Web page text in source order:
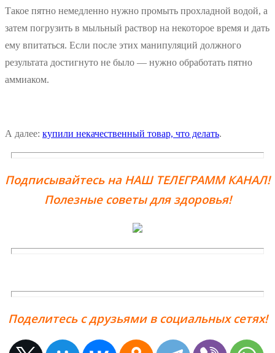
Такое пятно немедленно нужно промыть прохладной водой, а
затем погрузить в мыльный раствор на некоторое время и дать
ему впитаться. Если после этих манипуляций должного
результата достигнуто не было — нужно обработать пятно
аммиаком.
А далее: купили некачественный товар, что делать.
Подписывайтесь на НАШ ТЕЛЕГРАММ КАНАЛ!
Полезные советы для здоровья!
Поделитесь с друзьями в социальных сетях!